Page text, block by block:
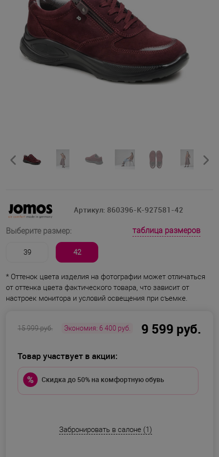
Артикул: 860396-K-927581-42
Выберите размер: таблица размеров
39 42
* Оттенок цвета изделия на фотографии может отличаться
от оттенка цвета фактического товара, что зависит от
настроек монитора и условий освещения при съемке.
9 599 руб.
15 999 руб. Экономия: 6 400 руб.
Товар участвует в акции:
Скидка до 50% на комфортную обувь
Забронировать в салоне (1)